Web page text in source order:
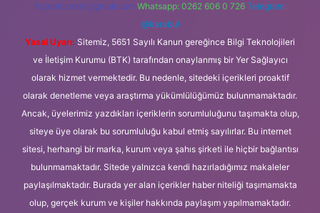
forumhizmeti@gmail.com Whatsapp: 0262 606 0 726 Telegram:
@karabul
Yasal Uyarı: Sitemiz, 5651 Sayılı Kanun gereğince Bilgi Teknolojileri
ve İletişim Kurumu (BTK) tarafından onaylanmış bir Yer Sağlayıcı
olarak hizmet vermektedir. Bu nedenle, sitedeki içerikleri proaktif
olarak denetleme veya araştırma yükümlülüğümüz bulunmamaktadır.
Ancak, üyelerimiz yazdıkları içeriklerin sorumluluğunu taşımakta olup,
siteye üye olarak bu sorumluluğu kabul etmiş sayılırlar. Bu internet
sitesi, herhangi bir marka, kurum veya şahıs şirketi ile hiçbir bağlantısı
bulunmamaktadır. Sitede yalnızca kendi hazırladığımız makaleler
paylaşılmaktadır. Burada yer alan içerikler haber niteliği taşımamakta
olup, gerçek kurum ve kişiler hakkında paylaşım yapılmamaktadır.